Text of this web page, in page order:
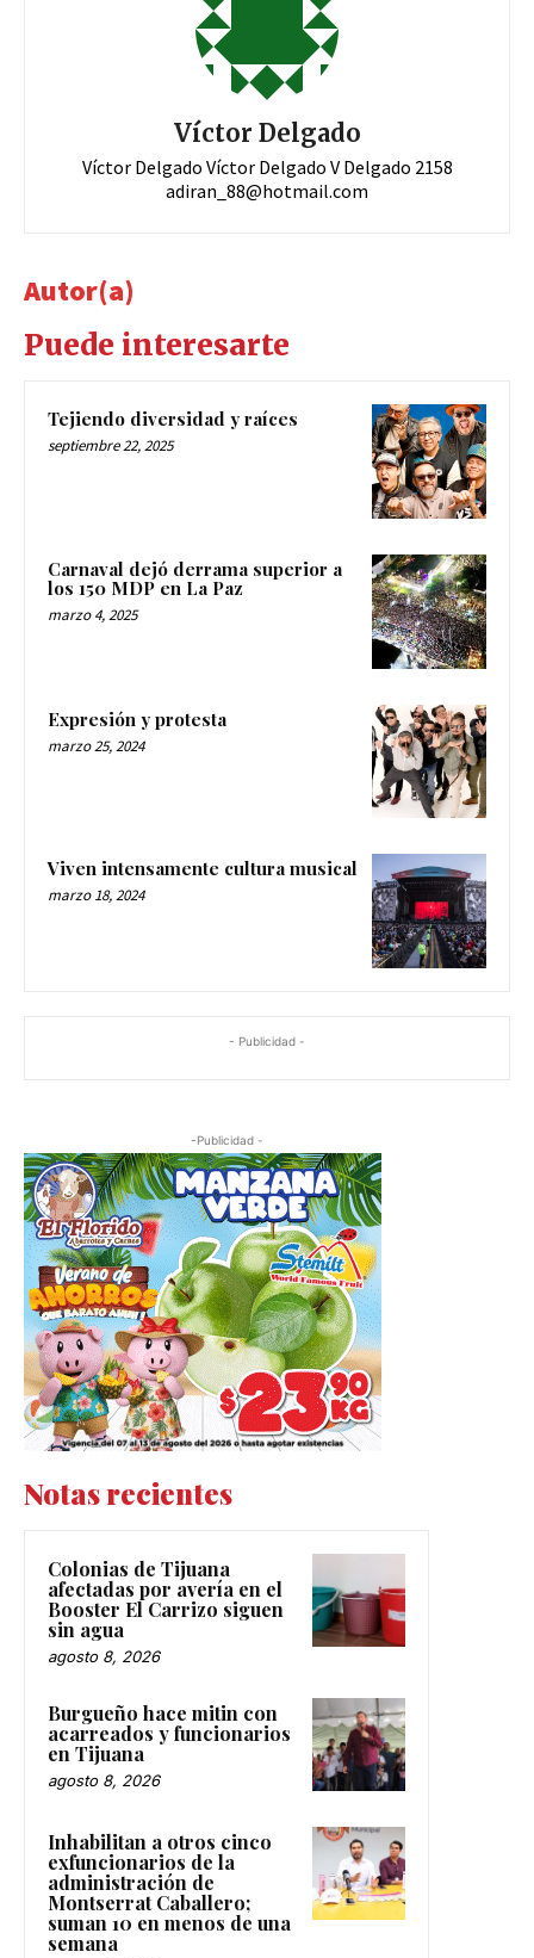
Víctor Delgado
Víctor Delgado Víctor Delgado V Delgado 2158
adiran_88@hotmail.com
Autor(a)
Puede interesarte
Tejiendo diversidad y raíces
septiembre 22, 2025
Carnaval dejó derrama superior a
los 150 MDP en La Paz
marzo 4, 2025
Expresión y protesta
marzo 25, 2024
Viven intensamente cultura musical
marzo 18, 2024
- Publicidad -
-Publicidad -
Notas recientes
Colonias de Tijuana
afectadas por avería en el
Booster El Carrizo siguen
sin agua
agosto 8, 2026
Burgueño hace mitin con
acarreados y funcionarios
en Tijuana
agosto 8, 2026
Inhabilitan a otros cinco
exfuncionarios de la
administración de
Montserrat Caballero;
suman 10 en menos de una
semana